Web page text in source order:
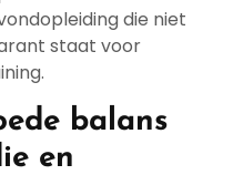
die niet
staat voor
balans
en